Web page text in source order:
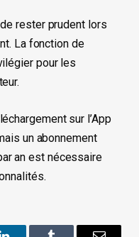
rester prudent lors
La fonction de
pour les
sur l’App
un abonnement
an est nécessaire